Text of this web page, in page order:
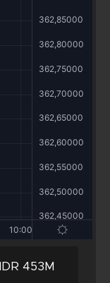
IDR 453M